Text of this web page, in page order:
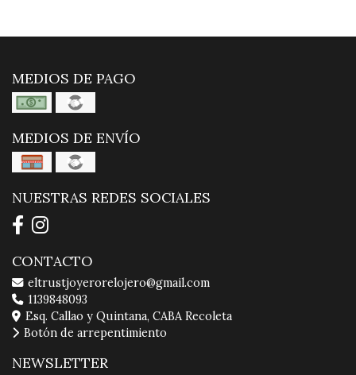
MEDIOS DE PAGO
MEDIOS DE ENVÍO
NUESTRAS REDES SOCIALES
CONTACTO
eltrustjoyerorelojero@gmail.com
1139848093
Esq. Callao y Quintana, CABA Recoleta
Botón de arrepentimiento
NEWSLETTER